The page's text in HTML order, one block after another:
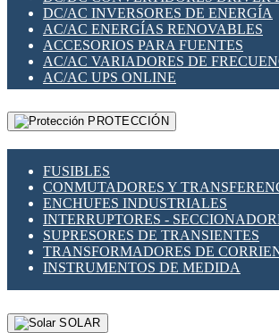
SEGURIDAD PARA REDES
SWITCHES LAN
TELEFONÍA IP (VOIP)
VIGILANCIA IP (CCTV)
MESHTASTIC
DC/AC INVERSORES DE ENERGÍA
AC/AC ENERGÍAS RENOVABLES
ACCESORIOS PARA FUENTES
AC/AC VARIADORES DE
AC/AC UPS ONLINE
PROTECCIÓN
FUSIBLES
CONMUTADORES Y
ENCHUFES INDUSTRIALES
INTERRUPTORES -
SUPRESORES DE TRANSIENTES
TRANSFORMADORES DE
INSTRUMENTOS DE MEDIDA
SOLAR